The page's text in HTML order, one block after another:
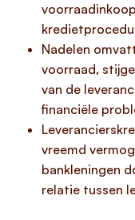
Nadelen
voorraad,
van de
financiële
vreemd
bankleningen
relatie tussen